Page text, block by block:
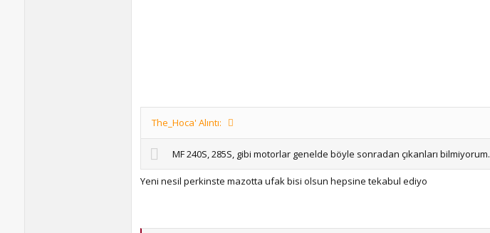
The_Hoca' Alıntı:
MF 240S, 285S, gibi motorlar genelde böyle sonradan çıkanları bilmiyorum.
Yeni nesil perkinste mazotta ufak bisi olsun hepsine tekabul ediyo